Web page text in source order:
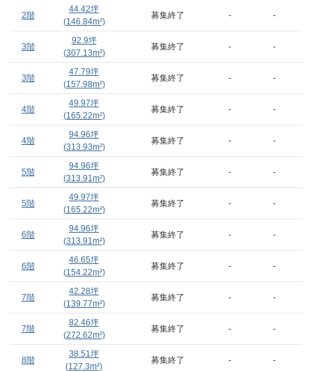
2階
44.42坪
(146.84m²)
募集終了 - -
3階
92.9坪
(307.13m²)
募集終了 - -
3階
47.79坪
(157.98m²)
募集終了 - -
4階
49.97坪
(165.22m²)
募集終了 - -
4階
94.96坪
(313.93m²)
募集終了 - -
5階
94.96坪
(313.91m²)
募集終了 - -
5階
49.97坪
(165.22m²)
募集終了 - -
6階
94.96坪
(313.91m²)
募集終了 - -
6階
46.65坪
(154.22m²)
募集終了 - -
7階
42.28坪
(139.77m²)
募集終了 - -
7階
82.46坪
(272.62m²)
募集終了 - -
8階
38.51坪
(127.3m²)
募集終了 - -